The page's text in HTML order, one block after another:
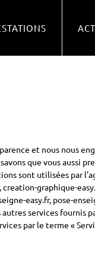
et nous nous
que vous aussi
sont utilisées par
graphique-
easy.fr, pose-
services fournis par
par le terme «